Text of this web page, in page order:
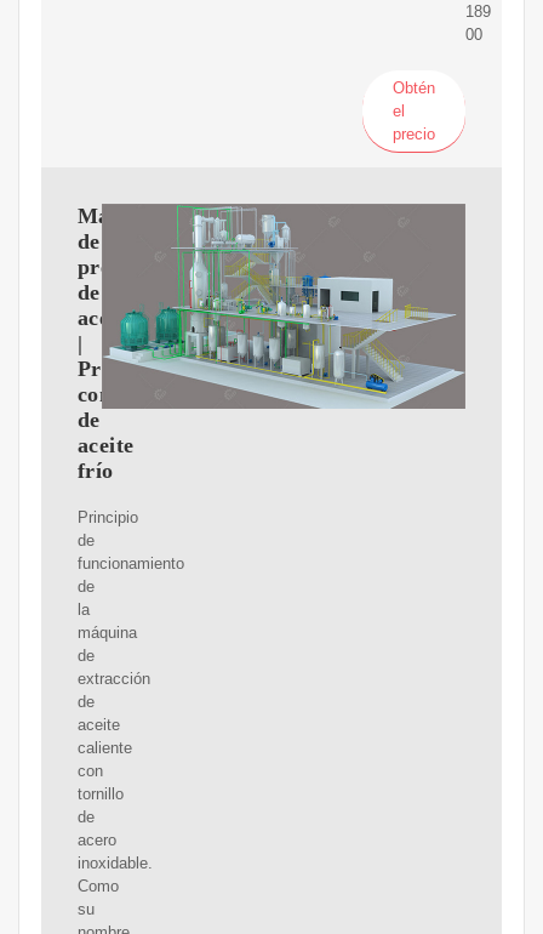
189
00
Obtén
el
precio
Máquina
de
prensa
de
aceite
|
Prensa
comercial
de
aceite
frío
Principio
de
funcionamiento
de
la
máquina
de
extracción
de
aceite
caliente
con
tornillo
de
acero
inoxidable.
Como
su